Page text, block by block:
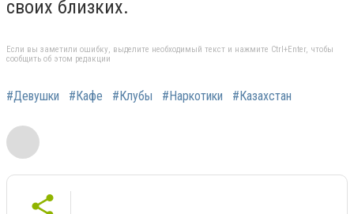
своих близких.
Если вы заметили ошибку, выделите необходимый текст и нажмите Ctrl+Enter, чтобы
сообщить об этом редакции
#Девушки #Кафе #Клубы #Наркотики #Казахстан